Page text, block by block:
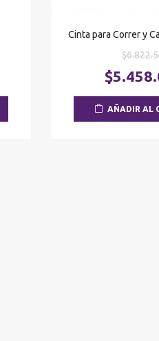
Cinta para Correr y
$
$
AÑADIR AL